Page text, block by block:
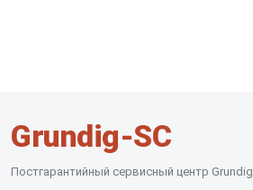
Grundig-SC
Постгарантийный сервисный центр Grundig